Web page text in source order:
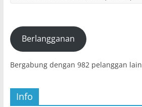
(E-
mail)Berlangganan
Bergabung dengan 982 pelanggan lain
Info